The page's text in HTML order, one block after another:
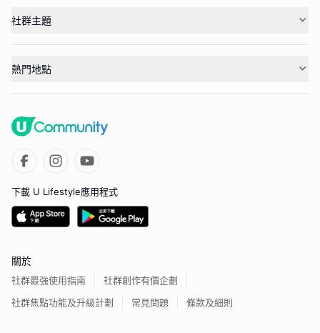
社群主題
熱門地點
下載 U Lifestyle應用程式
關於
社群最強使用指南
社群創作有價企劃
社群焦點功能及升級計劃
常見問題 條款及細則